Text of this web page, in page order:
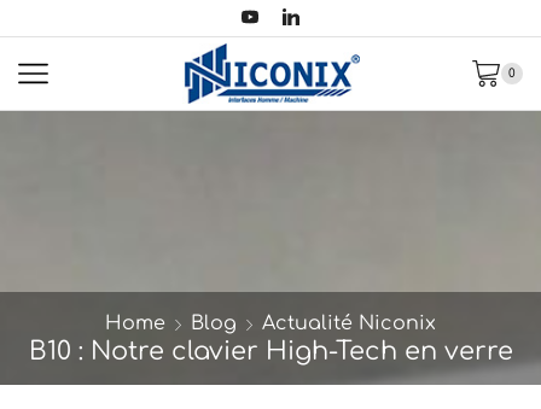
0
Home Blog Actualité Niconix
B10 : Notre clavier High-Tech en verre